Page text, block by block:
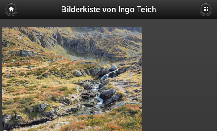
Bilderkiste von Ingo Teich